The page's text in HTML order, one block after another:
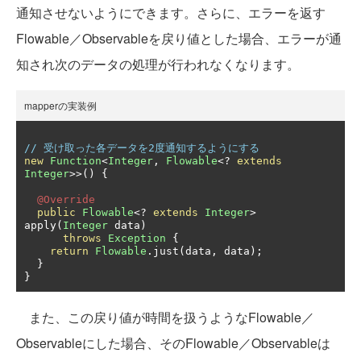
通知させないようにできます。さらに、エラーを返す
Flowable／Observableを戻り値とした場合、エラーが通
知され次のデータの処理が行われなくなります。
mapperの実装例
// 受け取った各データを2度通知するようにする
new Function<Integer , Flowable<? extends
Integer>>() {
@Override
public
Flowable<? extends Integer>
apply( Integer data )
throws
Exception
{
return
Flowable . just ( data , data );
}
}
また、この戻り値が時間を扱うようなFlowable／
Observableにした場合、そのFlowable／Observableは